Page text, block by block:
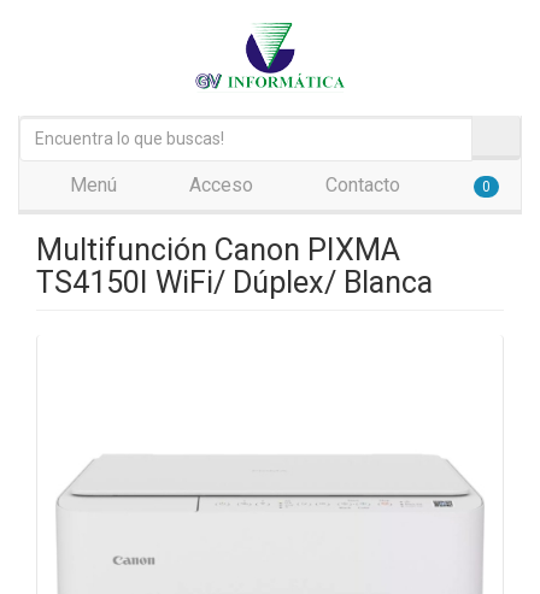
Menú Acceso Contacto 0
Multifunción Canon PIXMA
TS4150I WiFi/ Dúplex/ Blanca